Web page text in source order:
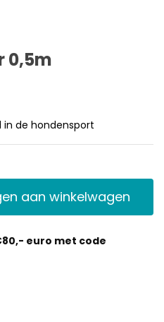
0,5m
in de hondensport
aan winkelwagen
euro met code